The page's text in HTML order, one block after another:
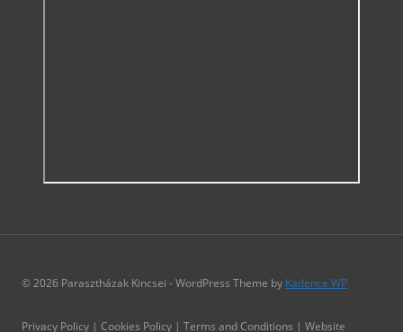
© 2026 Parasztházak Kincsei - WordPress Theme by Kadence WP
Privacy Policy | Cookies Policy | Terms and Conditions | Website